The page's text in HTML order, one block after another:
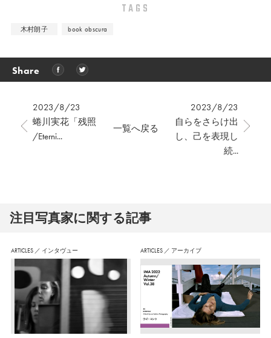
TAGS
木村朗子 book obscura
Share
2023/8/23
蜷川実花「残照
/Eterni...
2023/8/23
⾃らをさらけ出
し、⼰を表現し
続...
一覧へ戻る
注⽬写真家に関する記事
ARTICLES ／ インタヴュー ARTICLES ／ アーカイブ